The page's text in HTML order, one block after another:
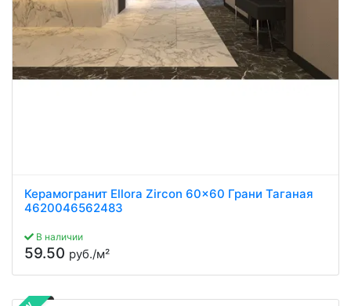
Керамогранит Ellora Zircon 60x60 Грани Таганая
4620046562483
В наличии
59.50 руб./м²